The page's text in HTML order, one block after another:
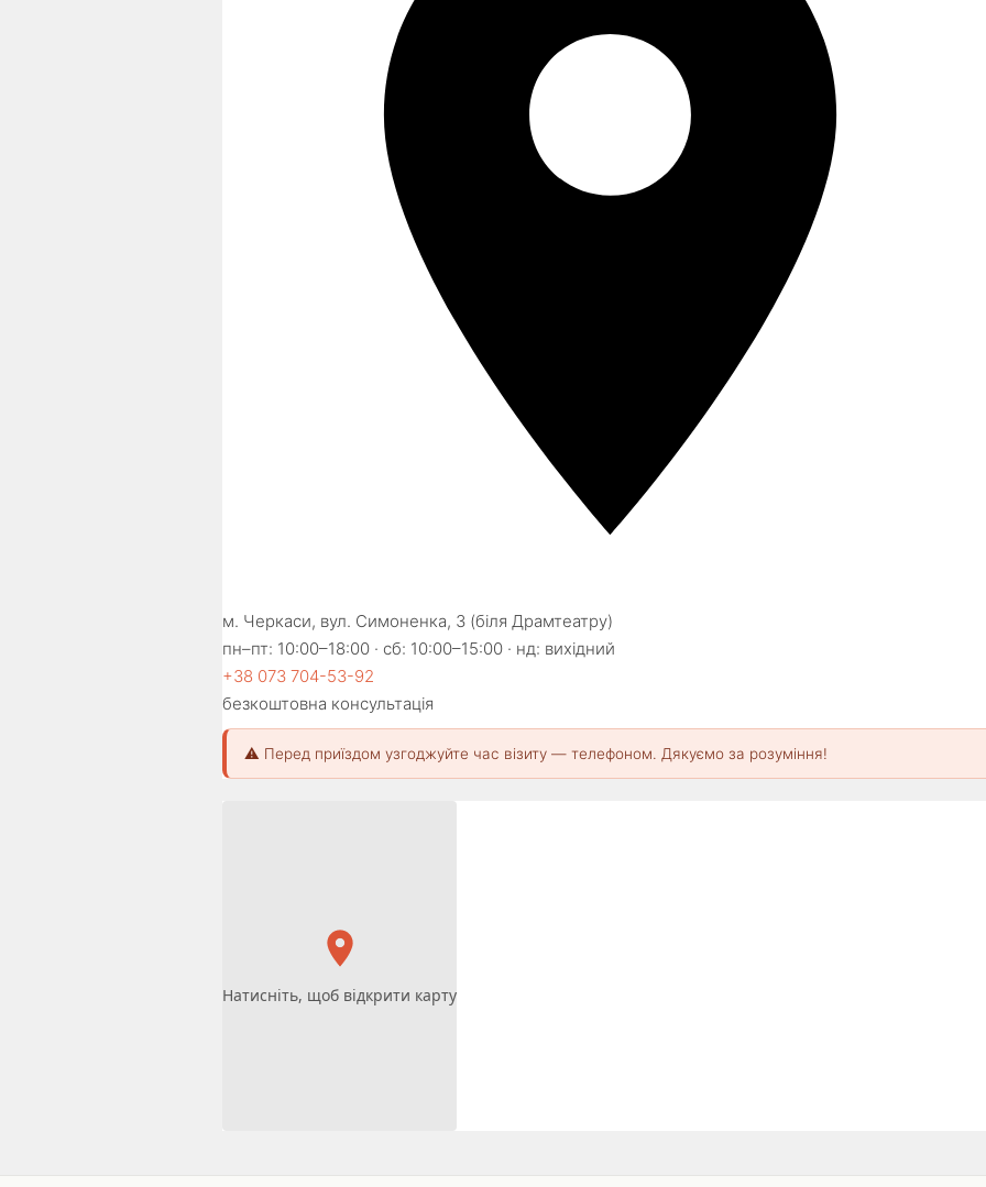
м. Черкаси, вул. Симоненка, 3 (біля Драмтеатру)
пн–пт: 10:00–18:00 · сб: 10:00–15:00 · нд: вихідний
+38 073 704-53-92
безкоштовна консультація
⚠️ Перед приїздом узгоджуйте час візиту — телефоном. Дякуємо за розуміння!
Натисніть, щоб відкрити карту